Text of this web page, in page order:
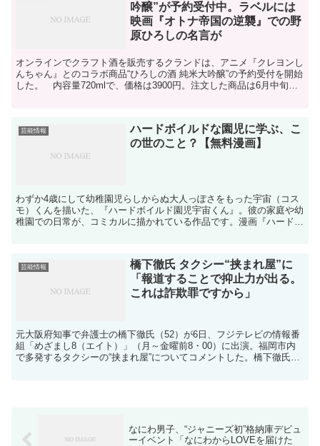
吟醸”が予約受付中。ラベルには
映画『オトナ帝国の逆襲』での野
原ひろしの名言が
オンラインでクラフト酒を販売するクランドは、アニメ『クレヨンし
んちゃん』とのコラボ商品“ひろしの酒 純米大吟醸”の予約受付を開始
した。 内容量720mlで、価格は3900円。注文した商品は6月中旬よ
芸能情報
ハードボイルドな園児に学ぶ、こ
の世のこと？【無料漫画】
わずか4歳にして幼稚園児らしからぬ大人っぽさをもった宇宙（コス
モ）くんを描いた、『ハードボイルド園児宇宙くん』。彼の家庭や幼
稚園での日常が、コミカルに描かれている作品です。漫画『ハードボ
芸能情報
橋下徹氏 タクシー“挟まれ屋”に
「報道することで抑止力が出る。
これは詐欺罪ですから」
元大阪府知事で弁護士の橋下徹氏（52）が6日、フジテレビの情報番
組「めざまし8（エイト）」（月～金曜前8・00）に出演。福岡市内
で多発するタクシーの“挟まれ屋”についてコメントした。橋下徹氏橋
なにわ男子、“ジャニーズ初”格納庫デビュ
ーイベント「なにわからLOVEを届けた